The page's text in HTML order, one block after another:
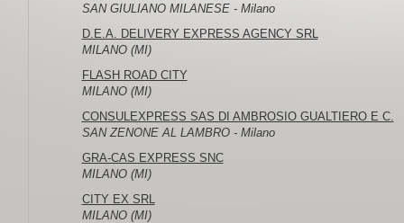
SAN GIULIANO MILANESE - Milano
D.E.A. DELIVERY EXPRESS AGENCY SRL
MILANO (MI)
FLASH ROAD CITY
MILANO (MI)
CONSULEXPRESS SAS DI AMBROSIO GUALTIERO E C.
SAN ZENONE AL LAMBRO - Milano
GRA-CAS EXPRESS SNC
MILANO (MI)
CITY EX SRL
MILANO (MI)